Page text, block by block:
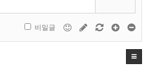
비밀글